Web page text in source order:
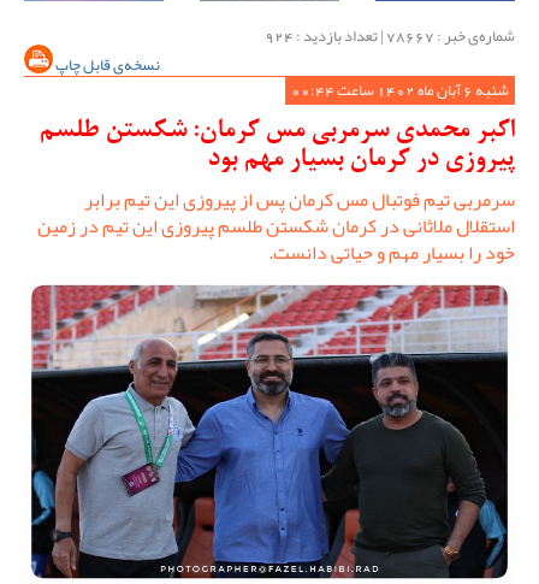
شماره‌ی خبر : ‌78667 | تعداد بازدید : 924
نسخه‌ی قابل چاپ
شنبه 6 آبان ماه 1402 ساعت 00:44
اکبر محمدی سرمربی مس کرمان: شکستن طلسم
پیروزی در کرمان بسیار مهم بود
سرمربی تیم فوتبال مس کرمان پس از پیروزی این تیم برابر
استقلال ملاثانی در کرمان شکستن طلسم پیروزی این تیم در زمین
خود را بسیار مهم و حیاتی دانست.